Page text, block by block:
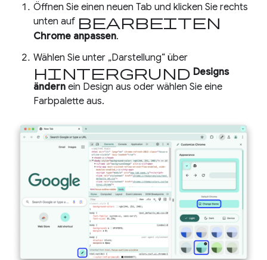
Öffnen Sie einen neuen Tab und klicken Sie rechts
unten auf Bearbeiten
Chrome anpassen.
Wählen Sie unter „Darstellung“ über
Hintergrund Designs
ändern ein Design aus oder wählen Sie eine
Farbpalette aus.